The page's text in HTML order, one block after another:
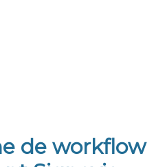
de workflow